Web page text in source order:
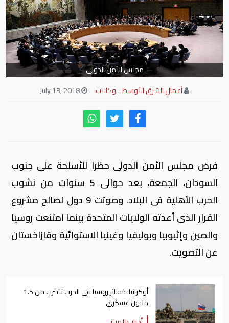
مجلس الأمن الدولي
أعمال الشرق الأوسط - وكالات
فرض مجلس الأمن الدولى حظرا للأسلحة على جنوب
السودان، الجمعة، بعد حوالى 5 سنوات من نشوب
الحرب الأهلية فى البلاد. وصوتت 9 دول لصالح مشروع
القرار الذى أعدته الولايات المتحدة بينما امتنعت روسيا
والصين وإثيوبيا وبوليفيا وغينيا الاستوائية وقازاخستان
عن التصويت.
أوكرانيا: خسائر روسيا في الحرب تقترب من 1.5
مليون عسكري